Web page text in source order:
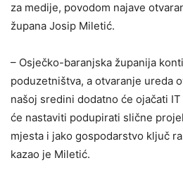
za medije, povodom najave
župana Josip Miletić.
– Osječko-baranjska županija
poduzetništva, a otvaranje ureda
našoj sredini dodatno će ojačati
će nastaviti podupirati slične
mjesta i jako gospodarstvo ključ
kazao je Miletić.